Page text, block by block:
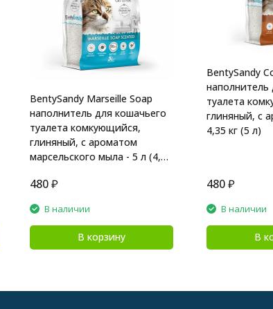
BentySandy Marseille Soap
наполнитель для кошачьего
туалета комкующийся,
глиняный, с ароматом
марсельского мыла - 5 л (4,35
480₽
В наличии
В корзину
BentySandy
наполнитель
туалета
глиняный, с
4,35 кг (5 л)
480₽
В наличии
В